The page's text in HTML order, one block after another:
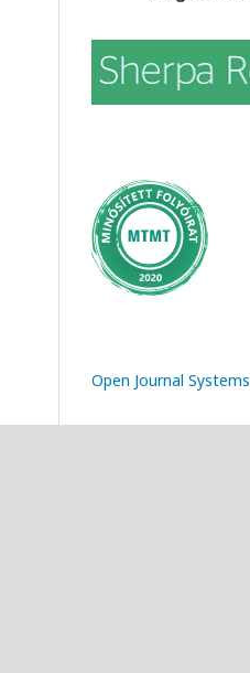
Open Journal Systems